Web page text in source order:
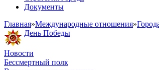
Документы
Главная»Международные отношения»
День Победы
Новости
Бессмертный полк